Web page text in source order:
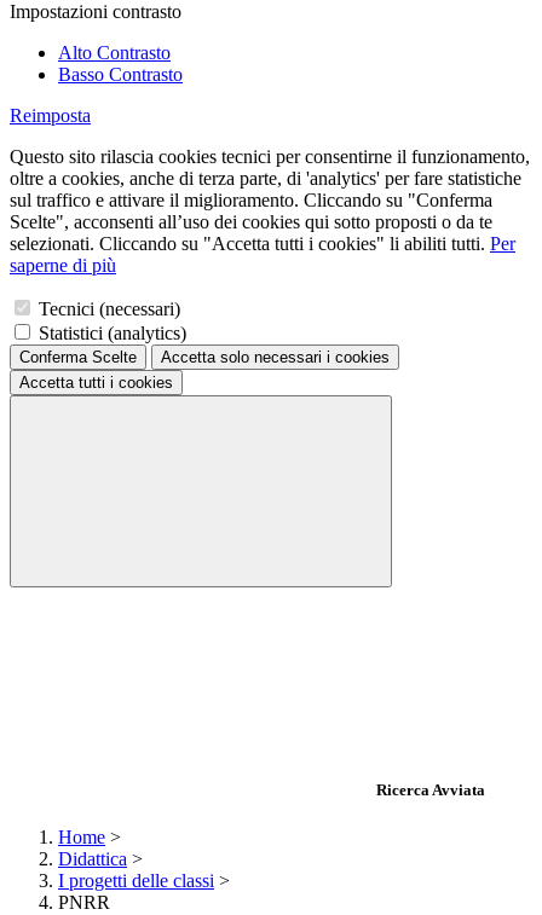
Impostazioni contrasto
Alto Contrasto
Basso Contrasto
Reimposta
Questo sito rilascia cookies tecnici per consentirne il funzionamento,
oltre a cookies, anche di terza parte, di 'analytics' per fare statistiche
sul traffico e attivare il miglioramento. Cliccando su "Conferma
Scelte", acconsenti all’uso dei cookies qui sotto proposti o da te
selezionati. Cliccando su "Accetta tutti i cookies" li abiliti tutti. Per
saperne di più
Tecnici (necessari)
Statistici (analytics)
Conferma Scelte Accetta solo necessari i cookies
Accetta tutti i cookies
Ricerca Avviata
Home >
Didattica >
I progetti delle classi >
PNRR